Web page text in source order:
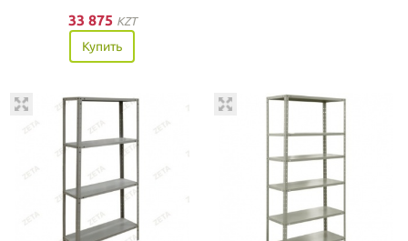
33 875 KZT
Купить